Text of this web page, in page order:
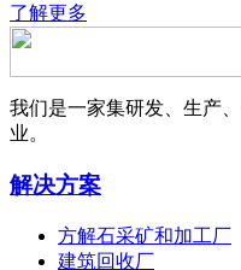
了解更多
我们是一家集研发、生产
业。
解决方案
方解石采矿和加工厂
建筑回收厂